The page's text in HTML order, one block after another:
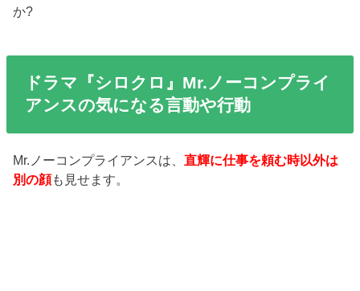
か?
ドラマ『シロクロ』Mr.ノーコンプライ
アンスの気になる言動や行動
Mr.ノーコンプライアンスは、直輝に仕事を頼む時以外は
別の顔も見せます。